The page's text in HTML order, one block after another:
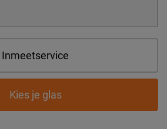
Inmeetservice
Kies je glas